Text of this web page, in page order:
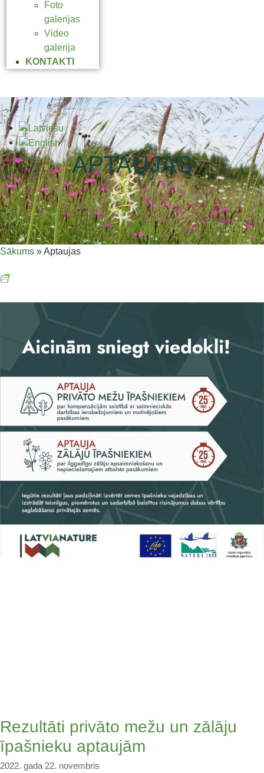
Foto
galerijas
Video
galerija
KONTAKTI
APTAUJAS
Sākums »Aptaujas
Rezultāti privāto mežu un zālāju
īpašnieku aptaujām
2022. gada 22. novembris